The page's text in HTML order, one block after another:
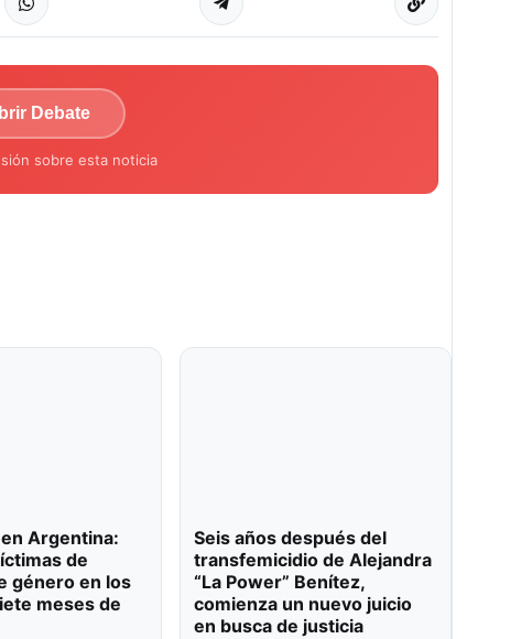
Debate
sobre esta noticia
Argentina:
de
género en los
meses de
Seis años después del
transfemicidio de Alejandra
“La Power” Benítez,
comienza un nuevo juicio
en busca de justicia